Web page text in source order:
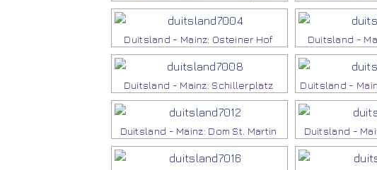
Duitsland - Mainz: Osteiner Hof Duitsland -
Duitsland - Mainz: Schillerplatz Duitsland -
Duitsland - Mainz: Dom St. Martin Duitsland -